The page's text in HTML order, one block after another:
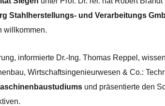
Stahlherstellungs- und Verarbeitungs
willkommen.
informierte Dr.-Ing. Thomas Reppel,
Wirtschaftsingenieurwesen & Co.:
und präsentierte den